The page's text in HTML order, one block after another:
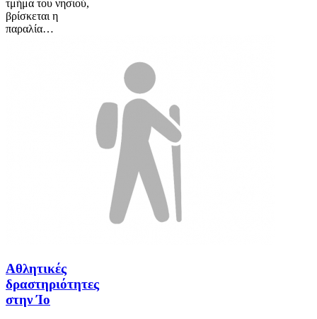
τμήμα του νησιού,
βρίσκεται η
παραλία…
Αθλητικές
δραστηριότητες
στην Ίο